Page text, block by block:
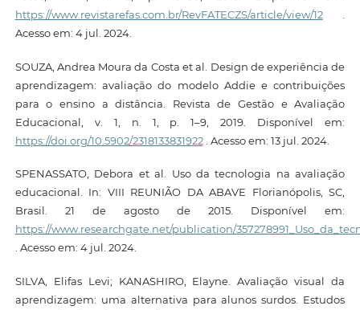
https://www.revistarefas.com.br/RevFATECZS/article/view/12.
Acesso em: 4 jul. 2024.
SOUZA, Andrea Moura da Costa et al. Design de experiência de
aprendizagem: avaliação do modelo Addie e contribuições
para o ensino a distância. Revista de Gestão e Avaliação
Educacional, v. 1, n. 1, p. 1–9, 2019. Disponível em:
https://doi.org/10.5902/2318133831922. Acesso em: 13 jul. 2024.
SPENASSATO, Debora et al. Uso da tecnologia na avaliação
educacional. In: VIII REUNIÃO DA ABAVE Florianópolis, SC,
Brasil. 21 de agosto de 2015. Disponível em:
https://www.researchgate.net/publication/
. Acesso em: 4 jul. 2024.
SILVA, Elifas Levi; KANASHIRO, Elayne. Avaliação visual da
aprendizagem: uma alternativa para alunos surdos. Estudos